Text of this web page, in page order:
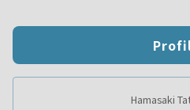
Hamasaki